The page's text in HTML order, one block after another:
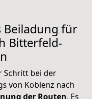
Beiladung für
Bitterfeld-
Schritt bei der
von Koblenz nach
der Routen. Es